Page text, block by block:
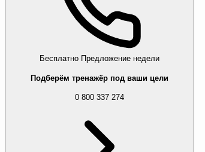
Бесплатно Предложение недели
Подберём тренажёр под ваши цели
0 800 337 274